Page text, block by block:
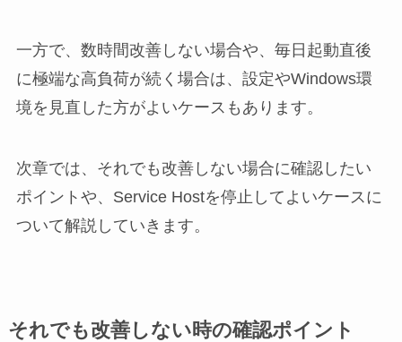
一方で、数時間改善しない場合や、毎日起動直後
に極端な高負荷が続く場合は、設定やWindows環
境を見直した方がよいケースもあります。
次章では、それでも改善しない場合に確認したい
ポイントや、Service Hostを停止してよいケースに
ついて解説していきます。
それでも改善しない時の確認ポイント